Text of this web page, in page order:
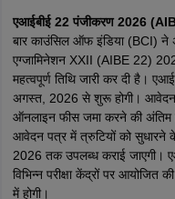
AIBE Syllabus AIBE Result
CardMH CET Law Exam
Eligibility CriteriaTS
AP LAWCET SyllabusAP
Question PapersCLAT
SLAT Exam Centres
ExamCULEEView All Exams
एआईबीई 22 पंजीकरण 2026
बार काउंसिल ऑफ इंडिया (BCI) ने
एग्जामिनेशन XXII (AIBE 22)
महत्वपूर्ण तिथि जारी कर दी है।
अगस्त, 2026 से शुरू होगी।
ऑनलाइन फीस जमा करने की अंतिम
आवेदन पत्र में त्रुटियों को सुधारने
2026 तक उपलब्ध कराई जाएगी।
विभिन्न परीक्षा केंद्रों पर आयोजित
में होगी।